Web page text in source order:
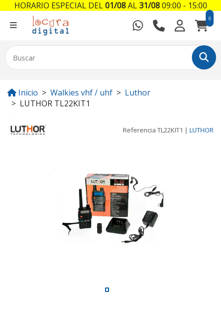
0
Inicio Walkies vhf / uhf
Luthor
LUTHOR TL22KIT1
Referencia TL22KIT1 | LUTHOR
HORARIO ESPECIAL DEL01/08AL31/0809:00 - 15:00